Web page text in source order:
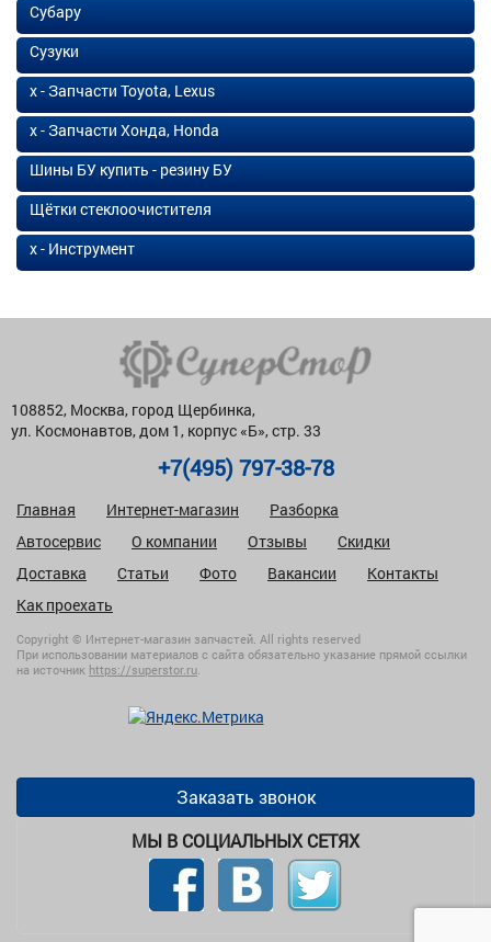
Субару
Сузуки
х - Запчасти Toyota, Lexus
х - Запчасти Хонда, Honda
Шины БУ купить - резину БУ
Щётки стеклоочистителя
х - Инструмент
108852, Москва, город Щербинка,
ул. Космонавтов, дом 1, корпус «Б», стр. 33
+7(495) 797-38-78
Главная Интернет-магазин
Разборка
Автосервис
О компании Отзывы
Скидки
Доставка
Статьи Фото Вакансии
Контакты
Как проехать
Copyright © Интернет-магазин запчастей. All rights reserved
При использовании материалов с сайта обязательно указание прямой ссылки
на источник https://superstor.ru
Заказать звонок
МЫ В СОЦИАЛЬНЫХ СЕТЯХ